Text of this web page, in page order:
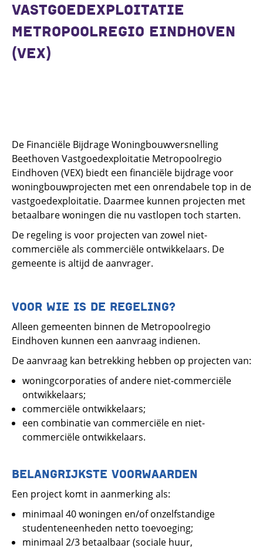
VASTGOEDEXPLOITATIE
METROPOOLREGIO EINDHOVEN
(VEX)
De Financiële Bijdrage Woningbouwversnelling
Beethoven Vastgoedexploitatie Metropoolregio
Eindhoven (VEX) biedt een financiële bijdrage voor
woningbouwprojecten met een onrendabele top in de
vastgoedexploitatie. Daarmee kunnen projecten met
betaalbare woningen die nu vastlopen toch starten.
De regeling is voor projecten van zowel niet-
commerciële als commerciële ontwikkelaars. De
gemeente is altijd de aanvrager.
VOOR WIE IS DE REGELING?
Alleen gemeenten binnen de Metropoolregio
Eindhoven kunnen een aanvraag indienen.
De aanvraag kan betrekking hebben op projecten van:
woningcorporaties of andere niet-commerciële
ontwikkelaars;
commerciële ontwikkelaars;
een combinatie van commerciële en niet-
commerciële ontwikkelaars.
BELANGRIJKSTE VOORWAARDEN
Een project komt in aanmerking als:
minimaal 40 woningen en/of onzelfstandige
studenteneenheden netto toevoeging;
minimaal 2/3 betaalbaar (sociale huur,